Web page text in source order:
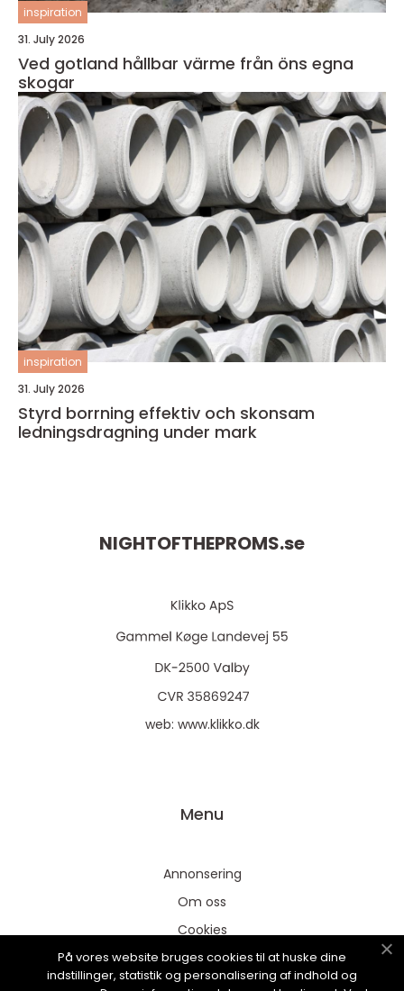
inspiration
31. July 2026
Ved gotland hållbar värme från öns egna
skogar
inspiration
31. July 2026
Styrd borrning effektiv och skonsam
ledningsdragning under mark
NIGHTOFTHEPROMS.se
web: www.klikko.dk
Menu
Annonsering
Om oss
Cookies
Kontakta oss
Sitemap
På vores website bruges cookies til at huske dine
indstillinger, statistik og personalisering af indhold og